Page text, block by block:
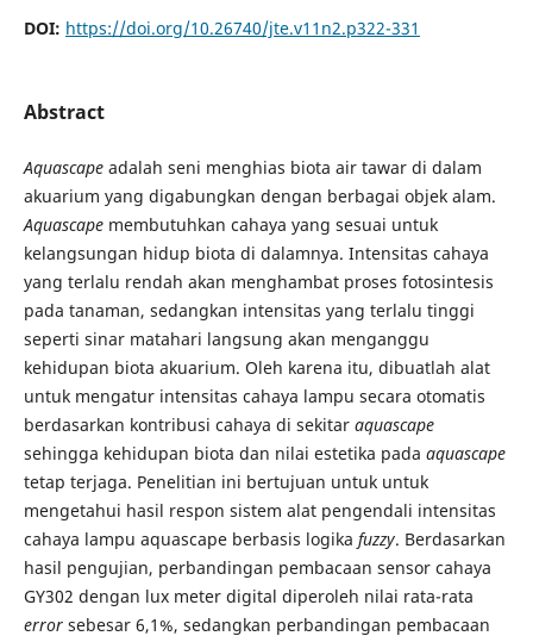
DOI: https://doi.org/10.26740/jte.v11n2.p322-331
Abstract
Aquascapeadalah seni menghias biota air tawar di dalam
akuarium yang digabungkan dengan berbagai objek alam.
Aquascapemembutuhkan cahaya yang sesuai untuk
kelangsungan hidup biota di dalamnya. Intensitas cahaya
yang terlalu rendah akan menghambat proses fotosintesis
pada tanaman, sedangkan intensitas yang terlalu tinggi
seperti sinar matahari langsung akan menganggu
kehidupan biota akuarium. Oleh karena itu, dibuatlah alat
untuk mengatur intensitas cahaya lampu secara otomatis
berdasarkan kontribusi cahaya di sekitar aquascape
sehingga kehidupan biota dan nilai estetika pada aquascape
tetap terjaga. Penelitian ini bertujuan untuk untuk
mengetahui hasil respon sistem alat pengendali intensitas
cahaya lampu aquascape berbasis logika fuzzy. Berdasarkan
hasil pengujian, perbandingan pembacaan sensor cahaya
GY302 dengan lux meter digital diperoleh nilai rata-rata
error sebesar 6,1%, sedangkan perbandingan pembacaan